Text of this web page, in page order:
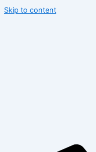
Skip to content